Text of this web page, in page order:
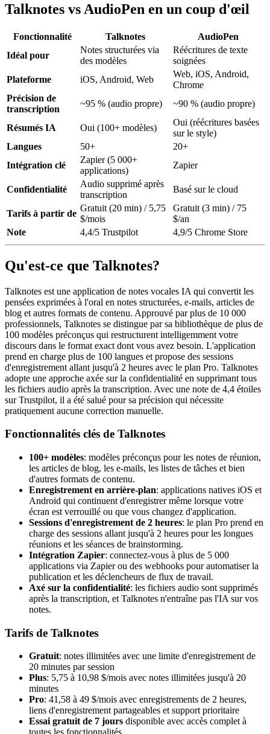
Talknotes vs AudioPen en un coup d'œil
Fonctionnalité Talknotes
AudioPen
Idéal pour
Notes structurées via
des modèles
Réécritures de texte
soignées
Plateforme
iOS, Android, Web
Web, iOS, Android,
Chrome
Précision de
transcription
~95 % (audio propre) ~90 % (audio propre)
Résumés IA Oui (100+ modèles)
Oui (réécritures basées
sur le style)
Langues
50+
20+
Intégration clé
Zapier (5 000+
applications)
Zapier
Confidentialité
Audio supprimé après
transcription
Basé sur le cloud
Tarifs à partir de
Gratuit (20 min) / 5,75
$/mois
Gratuit (3 min) / 75
$/an
Note
4,4/5 Trustpilot 4,9/5 Chrome Store
Qu'est-ce que Talknotes?
Talknotes est une application de notes vocales IA qui convertit les
pensées exprimées à l'oral en notes structurées, e-mails, articles de
blog et autres formats de contenu. Approuvé par plus de 10 000
professionnels, Talknotes se distingue par sa bibliothèque de plus de
100 modèles préconçus qui restructurent intelligemment votre
discours dans le format exact dont vous avez besoin. L'application
prend en charge plus de 100 langues et propose des sessions
d'enregistrement allant jusqu'à 2 heures avec le plan Pro. Talknotes
adopte une approche axée sur la confidentialité en supprimant tous
les fichiers audio après la transcription. Avec une note de 4,4 étoiles
sur Trustpilot, il a été salué pour sa précision qui nécessite
pratiquement aucune correction manuelle.
Fonctionnalités clés de Talknotes
100+ modèles: modèles préconçus pour les notes de réunion,
les articles de blog, les e-mails, les listes de tâches et bien
d'autres formats de contenu.
Enregistrement en arrière-plan: applications natives iOS et
Android qui continuent d'enregistrer même lorsque votre
écran est verrouillé ou que vous changez d'application.
Sessions d'enregistrement de 2 heures: le plan Pro prend en
charge des sessions allant jusqu'à 2 heures pour les longues
réunions et les séances de brainstorming.
Intégration Zapier: connectez-vous à plus de 5 000
applications via Zapier ou des webhooks pour automatiser la
publication et les déclencheurs de flux de travail.
Axé sur la confidentialité: les fichiers audio sont supprimés
après la transcription, et Talknotes n'entraîne pas l'IA sur vos
notes.
Tarifs de Talknotes
Gratuit: notes illimitées avec une limite d'enregistrement de
20 minutes par session
Plus: 5,75 à 10,98 $/mois avec notes illimitées jusqu'à 20
minutes
Pro: 41,58 à 49 $/mois avec enregistrements de 2 heures,
liens d'enregistrement partageables et support prioritaire
Essai gratuit de 7 jours disponible avec accès complet à